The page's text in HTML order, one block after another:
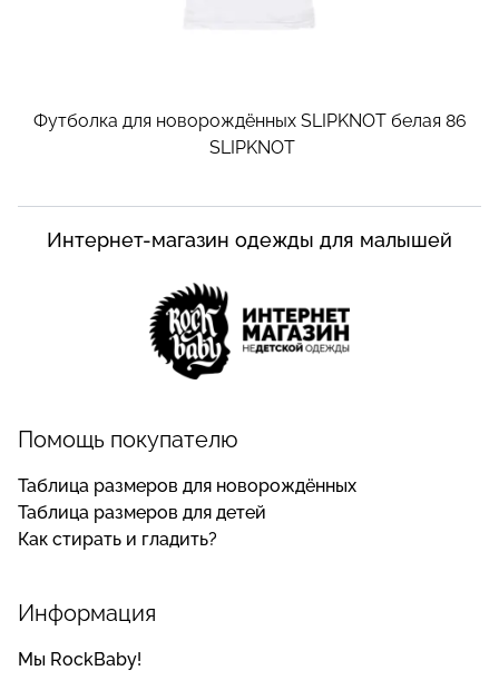
Футболка для новорождённых SLIPKNOT белая 86
SLIPKNOT
Интернет-магазин одежды для малышей
Помощь покупателю
Таблица размеров для новорождённых
Таблица размеров для детей
Как стирать и гладить?
Информация
Мы RockBaby!